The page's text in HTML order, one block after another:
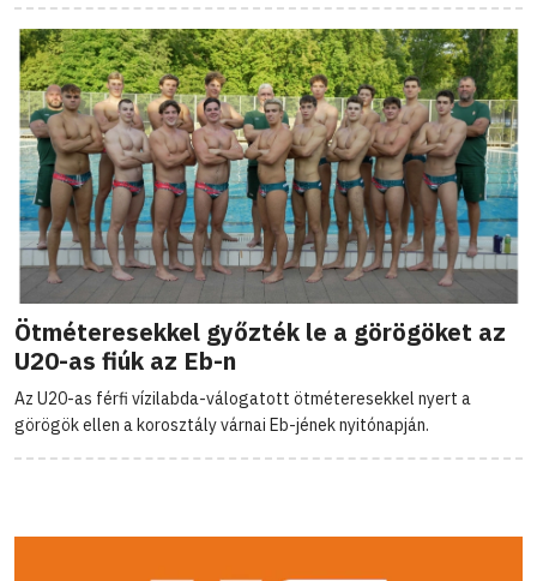
Ötméteresekkel győzték le a görögöket az
U20-as fiúk az Eb-n
Az U20-as férfi vízilabda-válogatott ötméteresekkel nyert a
görögök ellen a korosztály várnai Eb-jének nyitónapján.